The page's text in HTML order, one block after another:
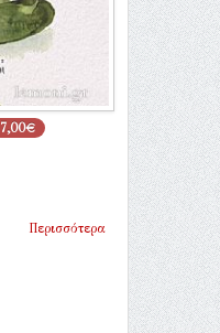
7,00€
Περισσότερα